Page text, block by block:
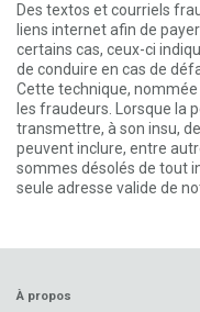
Des textos et courriels
liens internet afin de
certains cas, ceux-ci
de conduire en cas de
Cette technique,
les fraudeurs. Lorsque la
transmettre, à son insu,
peuvent inclure, entre
sommes désolés de tout
seule adresse valide de
À propos